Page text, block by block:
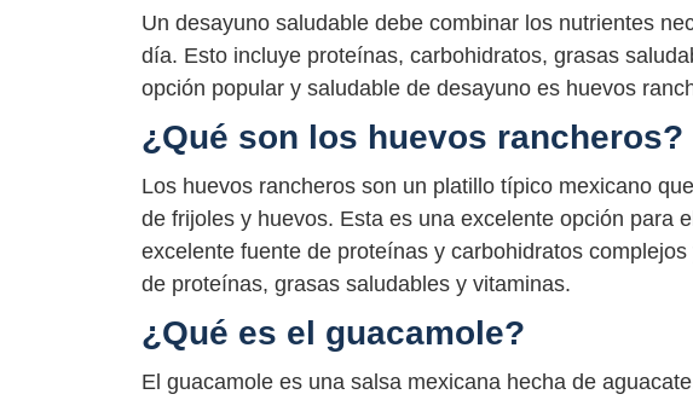
Un desayuno saludable debe combinar los nutrientes
día. Esto incluye proteínas, carbohidratos, grasas
opción popular y saludable de desayuno es huevos
¿Qué son los huevos rancheros?
Los huevos rancheros son un platillo típico mexicano
de frijoles y huevos. Esta es una excelente opción para
excelente fuente de proteínas y carbohidratos
de proteínas, grasas saludables y vitaminas.
¿Qué es el guacamole?
El guacamole es una salsa mexicana hecha de